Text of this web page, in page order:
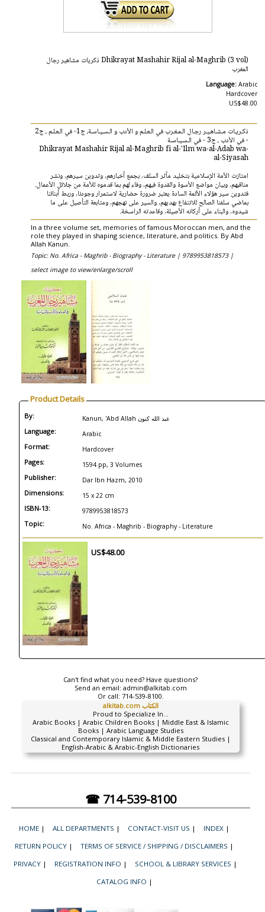
Dhikrayat Mashahir Rijal al-Maghrib (3 vol) ذكريات مشاهير رجال
المغرب
Language: Arabic
Hardcover
US$48.00
ذكـريـات مـشـاهـيـر رجـال الـمـغـرب في الـعـلـم و الأدب و الـسـيـاسـة، ج1- في الـعـلـم ، ج2
- في الأدب ، ج3 - في الـسـيـاسـة
Dhikrayat Mashahir Rijal al-Maghrib fi al-'Ilm wa-al-Adab wa-
al-Siyasah
امتازت الأمة الإسلامية بتخليد مآثر السلف, بجمع أخبارهم, وتدوين سيرهم, ونشر
مناقبهم, وبيان مواضع الأسوة والقدوة فيهم, وفاء لهم بما قدموه للأمة من جلائل الأعمال.
فتدوين سير هؤلاء الأئمة السادة يعتبر ضرورة حضارية لاستمرار وجودنا, وربط أبنائنا
بماضي سلفنا الصالح للانتفاع بهديهم, والسير على نهجهم, ومتابعة التأصيل على ما
شيدوه, والبناء على أركانه الأصيلة, وقاعدته الراسخة.
In a three volume set, memories of famous Moroccan men, and the
role they played in shaping science, literature, and politics. By Abd
Allah Kanun.
Topic: No. Africa - Maghrib - Biography - Literature | 9789953818573 |
select image to view/enlarge/scroll
Product Details
By: Kanun, 'Abd Allah عبد الله كنون
Language: Arabic
Format: Hardcover
Pages: 1594 pp, 3 Volumes
Publisher: Dar Ibn Hazm, 2010
Dimensions: 15 x 22 cm
ISBN-13: 9789953818573
Topic: No. Africa - Maghrib - Biography - Literature
US$48.00
Can't find what you need? Have questions?
Send an email: admin@alkitab.com
Or call: 714-539-8100.
alkitab.com الكتاب
Proud to Specialize In...
Arabic Books | Arabic Children Books | Middle East & Islamic
Books | Arabic Language Studies
Classical and Contemporary Islamic & Middle Eastern Studies |
English-Arabic & Arabic-English Dictionaries
☎ 714-539-8100
HOME | ALL DEPARTMENTS | CONTACT-VISIT US | INDEX |
RETURN POLICY | TERMS OF SERVICE / SHIPPING / DISCLAIMERS |
PRIVACY | REGISTRATION INFO | SCHOOL & LIBRARY SERVICES |
CATALOG INFO |